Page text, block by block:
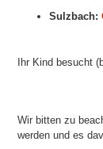
Sulzbach:
Ihr Kind besucht
Wir bitten zu
werden und es